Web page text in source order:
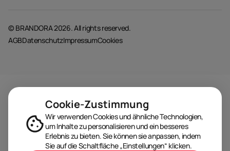
© BRANDORA 2026. All rights reserved.
AGBDatenschutzImpressumCookies
Cookie-Zustimmung
Wir verwenden Cookies und ähnliche Technologien,
um Inhalte zu personalisieren und ein besseres
Erlebnis zu bieten. Sie können sie anpassen, indem
Sie auf die Schaltfläche „Einstellungen“ klicken.